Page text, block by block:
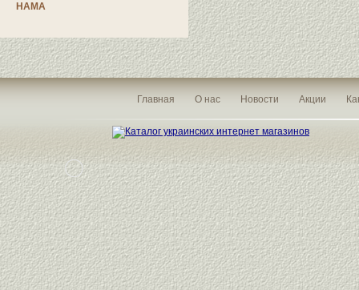
HAMA
Главная О нас Новости Акции